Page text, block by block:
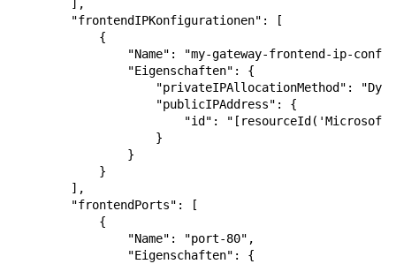
],
"frontendIPKonfigurationen" :
[
{
"Name" :
"my-gateway-frontend-ip-
"Eigenschaften" :
{
"privateIPAllocationMethod" :
"publicIPAddress" :
{
"id" :
}
}
}
],
"frontendPorts" :
[
{
"Name" : "port-80" ,
"Eigenschaften" :
{